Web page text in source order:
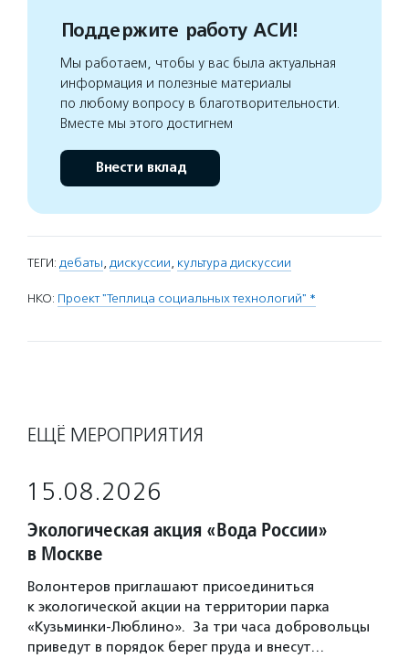
Поддержите работу АСИ!
Мы работаем, чтобы у вас была актуальная
информация и полезные материалы
по любому вопросу в благотворительности.
Вместе мы этого достигнем
Внести вклад
ТЕГИ: дебаты, дискуссии, культура дискуссии
НКО: Проект "Теплица социальных технологий" *
ЕЩЁ МЕРОПРИЯТИЯ
15.08.2026
Экологическая акция «Вода России»
в Москве
Волонтеров приглашают присоединиться
к экологической акции на территории парка
«Кузьминки-Люблино». За три часа добровольцы
приведут в порядок берег пруда и внесут…